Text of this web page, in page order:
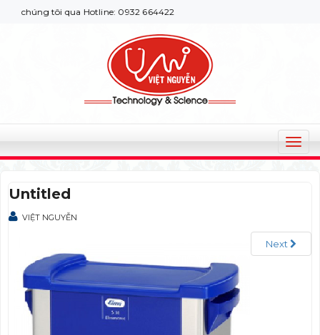
tôi qua Hotline: 0932 664422
T
o
n
a
Untitled
VIỆT NGUYỄN
Next